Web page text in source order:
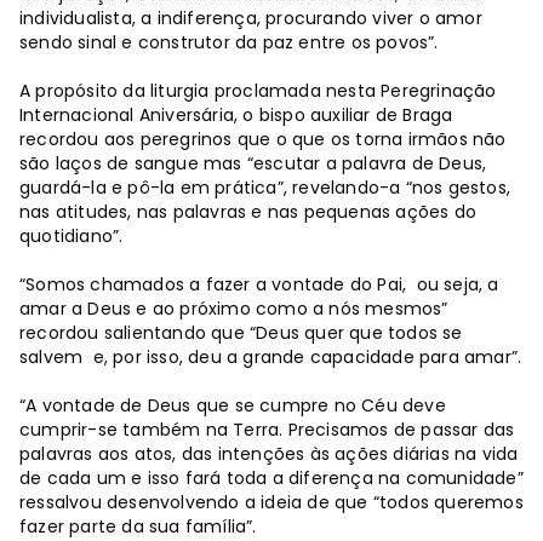
individualista, a indiferença, procurando viver o amor
sendo sinal e construtor da paz entre os povos”.
A propósito da liturgia proclamada nesta Peregrinação
Internacional Aniversária, o bispo auxiliar de Braga
recordou aos peregrinos que o que os torna irmãos não
são laços de sangue mas “escutar a palavra de Deus,
guardá-la e pô-la em prática”, revelando-a “nos gestos,
nas atitudes, nas palavras e nas pequenas ações do
quotidiano”.
“Somos chamados a fazer a vontade do Pai, ou seja, a
amar a Deus e ao próximo como a nós mesmos”
recordou salientando que “Deus quer que todos se
salvem e, por isso, deu a grande capacidade para amar”.
“A vontade de Deus que se cumpre no Céu deve
cumprir-se também na Terra. Precisamos de passar das
palavras aos atos, das intenções às ações diárias na vida
de cada um e isso fará toda a diferença na comunidade”
ressalvou desenvolvendo a ideia de que “todos queremos
fazer parte da sua família”.